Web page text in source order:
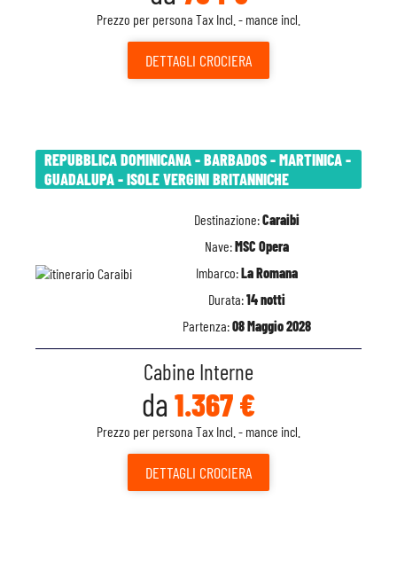
Prezzo per persona Tax Incl. - mance incl.
DETTAGLI CROCIERA
REPUBBLICA DOMINICANA - BARBADOS - MARTINICA -
GUADALUPA - ISOLE VERGINI BRITANNICHE
Destinazione:Caraibi
Nave:MSC Opera
Imbarco:La Romana
Durata:14 notti
Partenza:08 Maggio 2028
Cabine Interne
da 1.367 €
Prezzo per persona Tax Incl. - mance incl.
DETTAGLI CROCIERA